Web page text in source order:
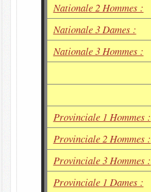
Nationale 2 Hommes :
Nationale 3 Dames :
Nationale 3 Hommes :
Provinciale 1 Hommes :
Provinciale 2 Hommes :
Provinciale 3 Hommes :
Provinciale 1 Dames :